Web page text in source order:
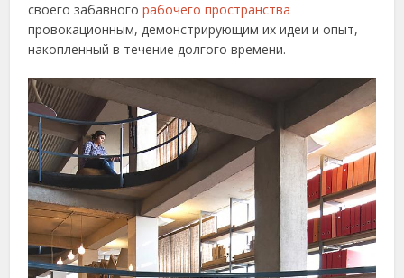
своего забавногорабочего пространства
провокационным, демонстрирующим их идеи и опыт,
накопленный в течение долгого времени.